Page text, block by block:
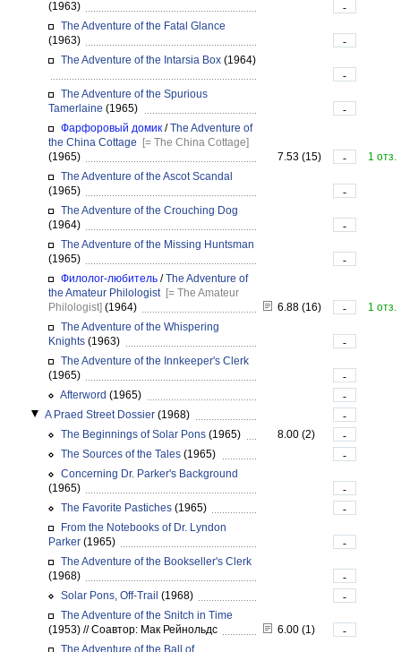
(1963)
-
The Adventure of the Fatal Glance
(1963)
-
The Adventure of the Intarsia Box (1964)
-
The Adventure of the Spurious
Tamerlaine (1965)
-
Фарфоровый домик /The Adventure of
the China Cottage
[= The China Cottage]
(1965)
7.53 (15) -
1 отз.
The Adventure of the Ascot Scandal
(1965)
-
The Adventure of the Crouching Dog
(1964)
-
The Adventure of the Missing Huntsman
(1965)
-
Филолог-любитель /The Adventure of
the Amateur Philologist [= The Amateur
Philologist] (1964) 6.88 (16) -
1 отз.
The Adventure of the Whispering
Knights (1963)
-
The Adventure of the Innkeeper's Clerk
(1965)
-
Afterword (1965)
-
A Praed Street Dossier (1968)
-
The Beginnings of Solar Pons (1965) 8.00 (2)
-
The Sources of the Tales (1965)
-
Concerning Dr. Parker's Background
(1965)
-
The Favorite Pastiches (1965)
-
From the Notebooks of Dr. Lyndon
Parker (1965)
-
The Adventure of the Bookseller's Clerk
(1968)
-
Solar Pons, Off-Trail (1968)
-
The Adventure of the Snitch in Time
(1953) //Соавтор: Мак Рейнольдс 6.00 (1)
-
The Adventure of the Ball of